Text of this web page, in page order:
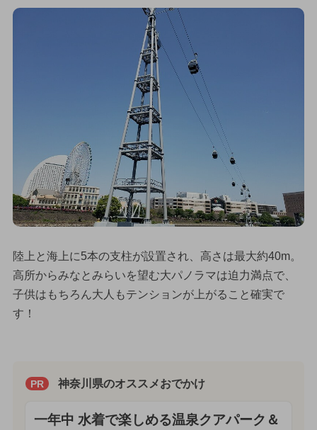
陸上と海上に5本の支柱が設置され、高さは最大約40m。
高所からみなとみらいを望む大パノラマは迫力満点で、
子供はもちろん大人もテンションが上がること確実で
す！
PR 神奈川県のオススメおでかけ
一年中 水着で楽しめる温泉クアパーク＆